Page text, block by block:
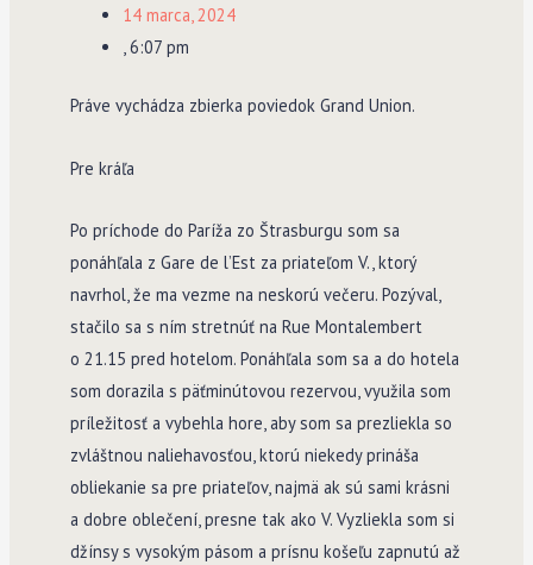
14 marca, 2024
,6:07 pm
Práve vychádza zbierka poviedok Grand Union.
Pre kráľa
Po príchode do Paríža zo Štrasburgu som sa
ponáhľala z Gare de l’Est za priateľom V., ktorý
navrhol, že ma vezme na neskorú večeru. Pozýval,
stačilo sa s ním stretnúť na Rue Montalembert
o 21.15 pred hotelom. Ponáhľala som sa a do hotela
som dorazila s päťminútovou rezervou, využila som
príležitosť a vybehla hore, aby som sa prezliekla so
zvláštnou naliehavosťou, ktorú niekedy prináša
obliekanie sa pre priateľov, najmä ak sú sami krásni
a dobre oblečení, presne tak ako V. Vyzliekla som si
džínsy s vysokým pásom a prísnu košeľu zapnutú až